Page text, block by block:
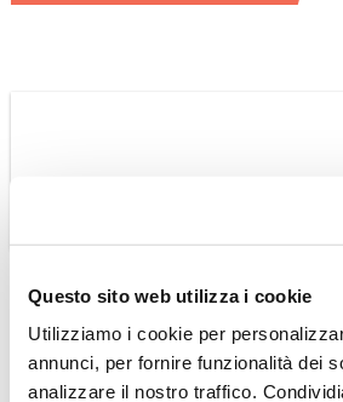
Questo sito web utilizza i cookie
Utilizziamo i cookie per
annunci, per fornire funzionalità dei
analizzare il nostro traffico.
ARABIA SAUDITA
Habitas AlUla 5*L
Affascinante struttura di lusso immersa
in un'antica oasi in una valle deserta ad